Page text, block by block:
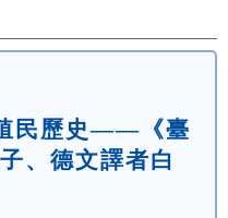
民歷史——《臺
、德文譯者白